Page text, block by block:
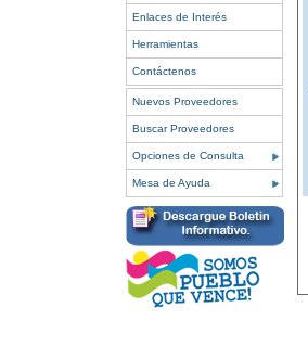
Enlaces de Interés
Herramientas
Contáctenos
Nuevos Proveedores
Buscar Proveedores
Opciones de Consulta
Mesa de Ayuda